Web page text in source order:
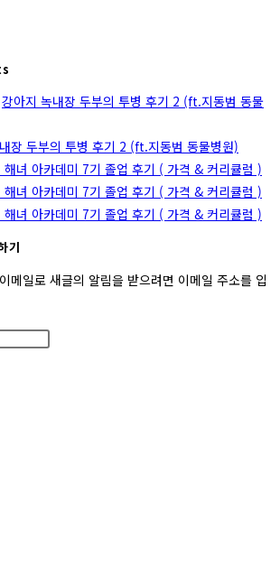
강아지 녹내장 두부의 투병 후기 2 (ft.지동범 동물
장 두부의 투병 후기 2 (ft.지동범 동물병원)
해녀 아카데미 7기 졸업 후기 ( 가격 & 커리큘럼 )
해녀 아카데미 7기 졸업 후기 ( 가격 & 커리큘럼 )
해녀 아카데미 7기 졸업 후기 ( 가격 & 커리큘럼 )
기
메일로 새글의 알림을 받으려면 이메일 주소를 입